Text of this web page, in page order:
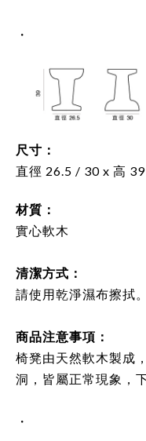
・
尺寸：
直徑 26.5 / 30 x 高
材質：
實心軟木
清潔方式：
請使用乾淨濕布擦拭。
商品注意事項：
椅凳由天然軟木製成
洞，皆屬正常現象，
・